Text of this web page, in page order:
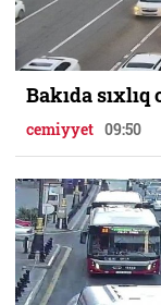
Bakıda
cemiyyet 09:50